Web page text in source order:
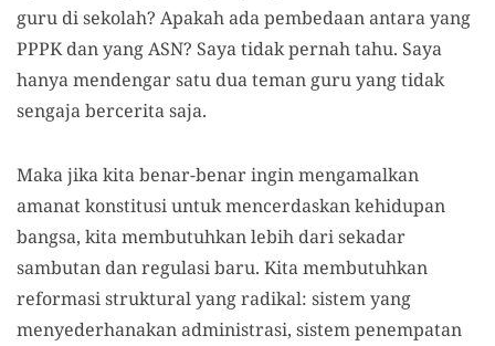
guru di sekolah? Apakah ada pembedaan antara yang
PPPK dan yang ASN? Saya tidak pernah tahu. Saya
hanya mendengar satu dua teman guru yang tidak
sengaja bercerita saja.
Maka jika kita benar-benar ingin mengamalkan
amanat konstitusi untuk mencerdaskan kehidupan
bangsa, kita membutuhkan lebih dari sekadar
sambutan dan regulasi baru. Kita membutuhkan
reformasi struktural yang radikal: sistem yang
menyederhanakan administrasi, sistem penempatan